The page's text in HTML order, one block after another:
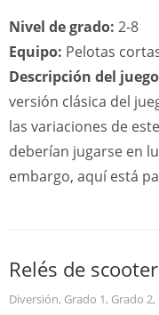
Nivel de grado: 2-8
Equipo: Pelotas
Descripción del
versión clásica del
las variaciones de
deberían jugarse en
embargo, aquí está
Relés de scooter
Diversión, Grado 1, Grado 2,